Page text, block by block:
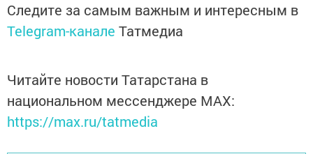
Следите за самым важным и интересным в
Telegram-канале Татмедиа
Читайте новости Татарстана в
национальном мессенджере MАХ:
https://max.ru/tatmedia